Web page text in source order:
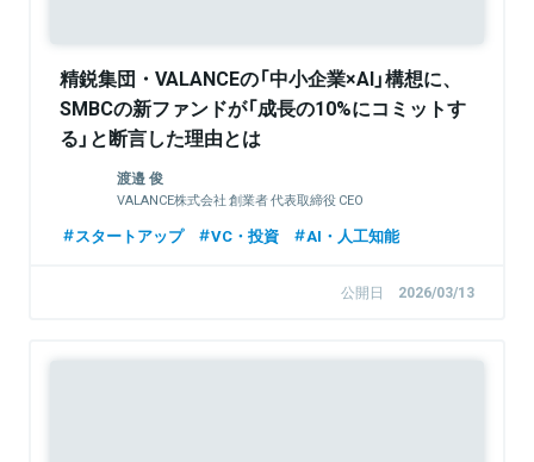
精鋭集団・VALANCEの「中小企業×AI」構想に、
SMBCの新ファンドが「成長の10%にコミットす
る」と断言した理由とは
渡邉 俊
VALANCE株式会社 創業者 代表取締役 CEO
スタートアップ VC・投資 AI・人工知能
公開日 2026/03/13